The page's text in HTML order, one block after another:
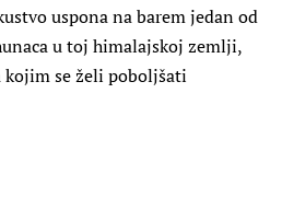
uspona na barem jedan od
u toj himalajskoj zemlji,
kojim se želi poboljšati